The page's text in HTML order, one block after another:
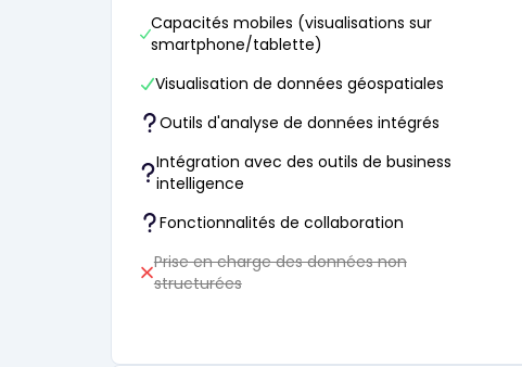
Capacités mobiles (visualisations sur
smartphone/tablette)
Visualisation de données géospatiales
Outils d'analyse de données intégrés
Intégration avec des outils de business
intelligence
Fonctionnalités de collaboration
Prise en charge des données non
structurées